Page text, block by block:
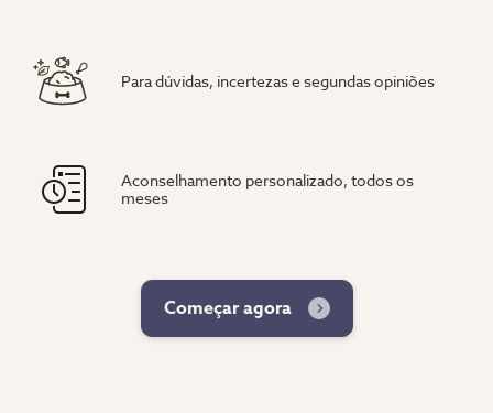
Para dúvidas, incertezas e segundas opiniões
Aconselhamento personalizado, todos os
meses
Começar agora